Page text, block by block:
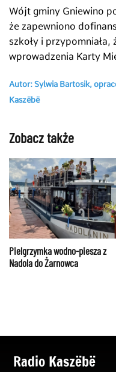
Wójt gminy Gniewino
że zapewniono
szkoły i przypomniała,
wprowadzenia Karty
Autor: Sylwia Bartosik,
Kaszëbë
Zobacz także
Pielgrzymka wodno-piesza z
Nadola do Żarnowca
Radio Kaszëbë